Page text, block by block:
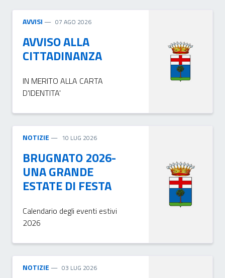
AVVISI 07 AGO 2026
AVVISO ALLA
CITTADINANZA
IN MERITO ALLA CARTA
D'IDENTITA'
NOTIZIE 10 LUG 2026
BRUGNATO 2026-
UNA GRANDE
ESTATE DI FESTA
Calendario degli eventi estivi
2026
NOTIZIE 03 LUG 2026